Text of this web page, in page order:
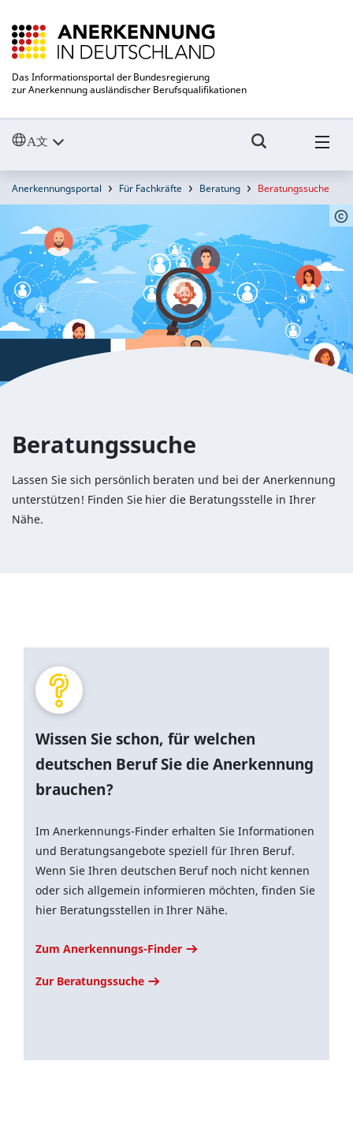
Das Informationsportal der Bundesregierung
zur Anerkennung ausländischer Berufsqualifikationen
Anerkennungsportal Für Fachkräfte Beratung Beratungssuche
Beratungssuche
Lassen Sie sich persönlich beraten und bei der Anerkennung
unterstützen! Finden Sie hier die Beratungsstelle in Ihrer
Nähe.
Wissen Sie schon, für welchen
deutschen Beruf Sie die Anerkennung
brauchen?
Im Anerkennungs-Finder erhalten Sie Informationen
und Beratungsangebote speziell für Ihren Beruf.
Wenn Sie Ihren deutschen Beruf noch nicht kennen
oder sich allgemein informieren möchten, finden Sie
hier Beratungsstellen in Ihrer Nähe.
Zum Anerkennungs-Finder
Zur Beratungssuche